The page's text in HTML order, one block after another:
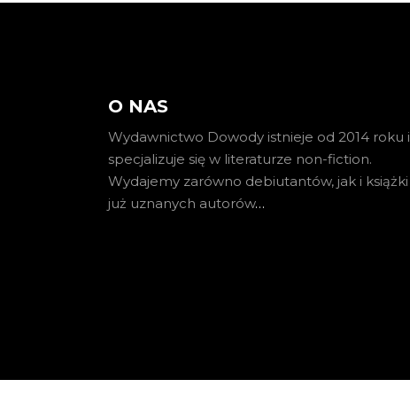
O NAS
Wydawnictwo Dowody istnieje od 2014 roku i
specjalizuje się w literaturze non-fiction.
Wydajemy zarówno debiutantów, jak i książki
już uznanych autorów…